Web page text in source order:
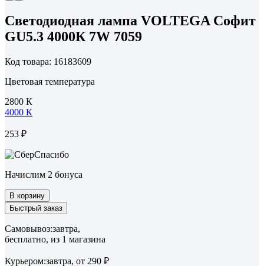
Светодиодная лампа VOLTEGA Софит
GU5.3 4000К 7W 7059
Код товара: 16183609
Цветовая температура
2800 К
4000 К
253 ₽
Начислим 2 бонуса
В корзину
Быстрый заказ
Самовывоз:завтра,
бесплатно, из 1 магазина
Курьером:завтра, от 290 ₽